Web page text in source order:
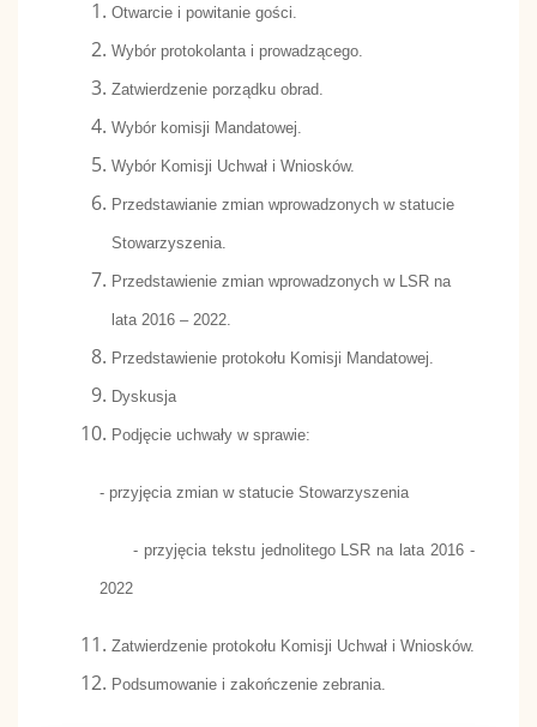
Otwarcie i powitanie gości.
Wybór protokolanta i prowadzącego.
Zatwierdzenie porządku obrad.
Wybór komisji Mandatowej.
Wybór Komisji Uchwał i Wniosków.
Przedstawianie zmian wprowadzonych w statucie
Stowarzyszenia.
Przedstawienie zmian wprowadzonych w LSR na
lata 2016 – 2022.
Przedstawienie protokołu Komisji Mandatowej.
Dyskusja
Podjęcie uchwały w sprawie:
- przyjęcia zmian w statucie Stowarzyszenia
- przyjęcia tekstu jednolitego LSR na lata 2016 -
2022
Zatwierdzenie protokołu Komisji Uchwał i Wniosków.
Podsumowanie i zakończenie zebrania.